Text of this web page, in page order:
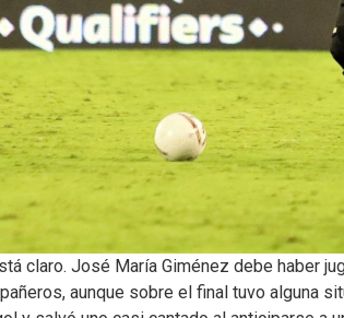
claro. José María Giménez debe haber
aunque sobre el final tuvo alguna